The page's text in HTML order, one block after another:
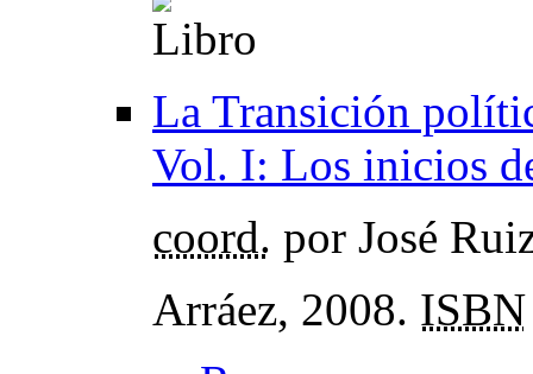
La Transición
Vol. I: Los inicios
coord. por José
Arráez, 2008. ISBN